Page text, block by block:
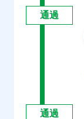
通過
通過